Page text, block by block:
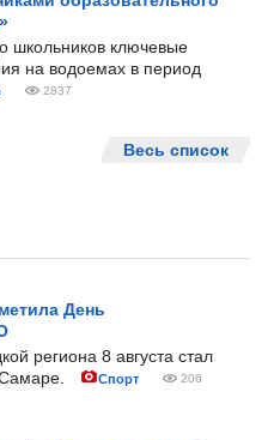
школьников ключевые
на водоемах в период
2837
Весь список
День
региона 8 августа стал
Спорт 206